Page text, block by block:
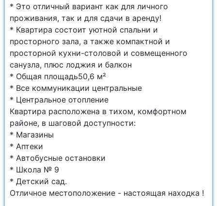
* Это отличный вариант как для личного
проживания, так и для сдачи в аренду!
* Квартира состоит уютной спальни и
просторного зала, а также компактной и
просторной кухни-столовой и совмещенного
санузла, плюс лоджия и балкон
* Общая площадь50,6 м²
* Все коммуникации центральные
* Центральное отопление
Квартира расположена в тихом, комфортном
районе, в шаговой доступности:
* Магазины
* Аптеки
* Автобусные остановки
* Школа № 9
* Детский сад.
Отличное местоположение - настоящая находка !